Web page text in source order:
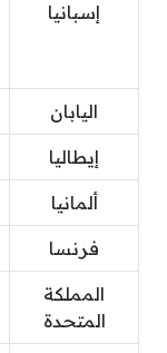
إسبانيا
اليابان
إيطاليا
ألمانيا
فرنسا
المملكة
المتحدة